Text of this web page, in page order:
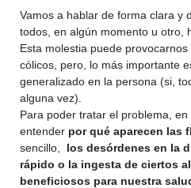
Vamos a hablar de forma clara y
todos, en algún momento u otro,
Esta molestia puede
cólicos, pero, lo más importante
generalizado en la persona (si,
alguna vez).
Para poder tratar el problema,
entender por qué aparecen las
sencillo,
los desórdenes en la
rápido o la ingesta de ciertos
beneficiosos para nuestra